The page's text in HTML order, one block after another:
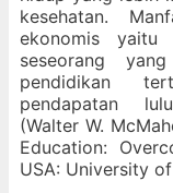
kesehatan.
ekonomis yaitu
seseorang
pendidikan
pendapatan
(Walter W.
Education:
USA: University